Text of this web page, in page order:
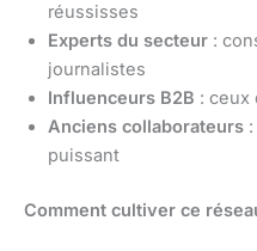
réussisses
Experts du secteur :
journalistes
Influenceurs B2B : ceux
Anciens collaborateurs
puissant
Comment cultiver ce